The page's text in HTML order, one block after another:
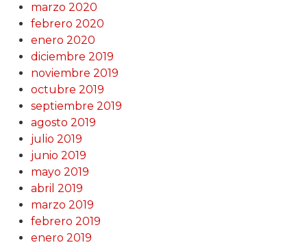
marzo 2020
febrero 2020
enero 2020
diciembre 2019
noviembre 2019
octubre 2019
septiembre 2019
agosto 2019
julio 2019
junio 2019
mayo 2019
abril 2019
marzo 2019
febrero 2019
enero 2019